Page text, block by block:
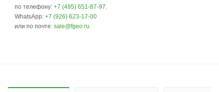
по телефону: +7 (495) 651-87-97,
WhatsApp: +7 (926) 623-17-00
или по почте: sale@fgeo.ru.